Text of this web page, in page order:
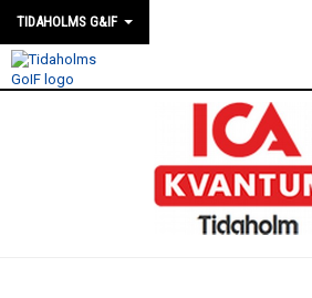
TIDAHOLMS G&IF